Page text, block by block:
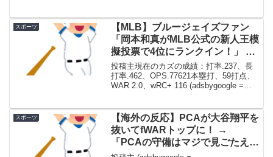
スポーツ
【MLB】ブルージェイズファン
「岡本和真がMLB公式の新人王模
擬投票で4位にランクイン！」 →
「序盤は村上が凄かったが最終的
には岡本のほうがいい成績を残せ
るといいな」
投稿主現在のカズの成績：打率.237、長
打率.462、OPS.77621本塁打、59打点、
WAR 2.0、wRC+ 116 (adsbygoogle =
スポーツ
【海外の反応】PCAが大谷翔平を
抜いてfWARトップに！ →
「PCAの守備はマジで見ごたえあ
る」「シーズン開幕直後の成績か